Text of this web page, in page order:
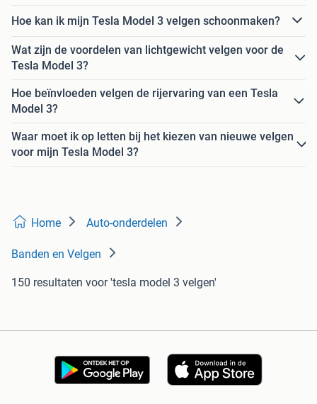
Hoe kan ik mijn Tesla Model 3 velgen schoonmaken?
Wat zijn de voordelen van lichtgewicht velgen voor de
Tesla Model 3?
Hoe beïnvloeden velgen de rijervaring van een Tesla
Model 3?
Waar moet ik op letten bij het kiezen van nieuwe velgen
voor mijn Tesla Model 3?
Home Auto-onderdelen
Banden en Velgen
150 resultaten voor 'tesla model 3 velgen'